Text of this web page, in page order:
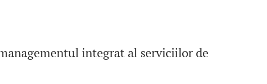
integrat al serviciilor de